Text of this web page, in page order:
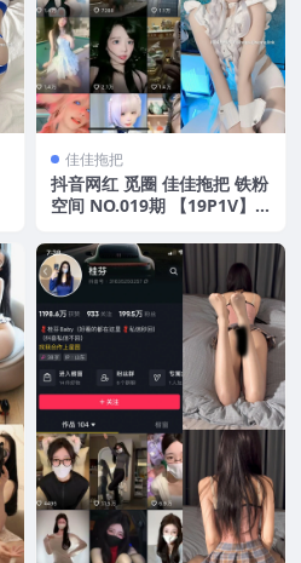
佳佳拖把
抖音网红 觅圈 佳佳拖把 铁粉
空间 NO.019期 【19P1V】2